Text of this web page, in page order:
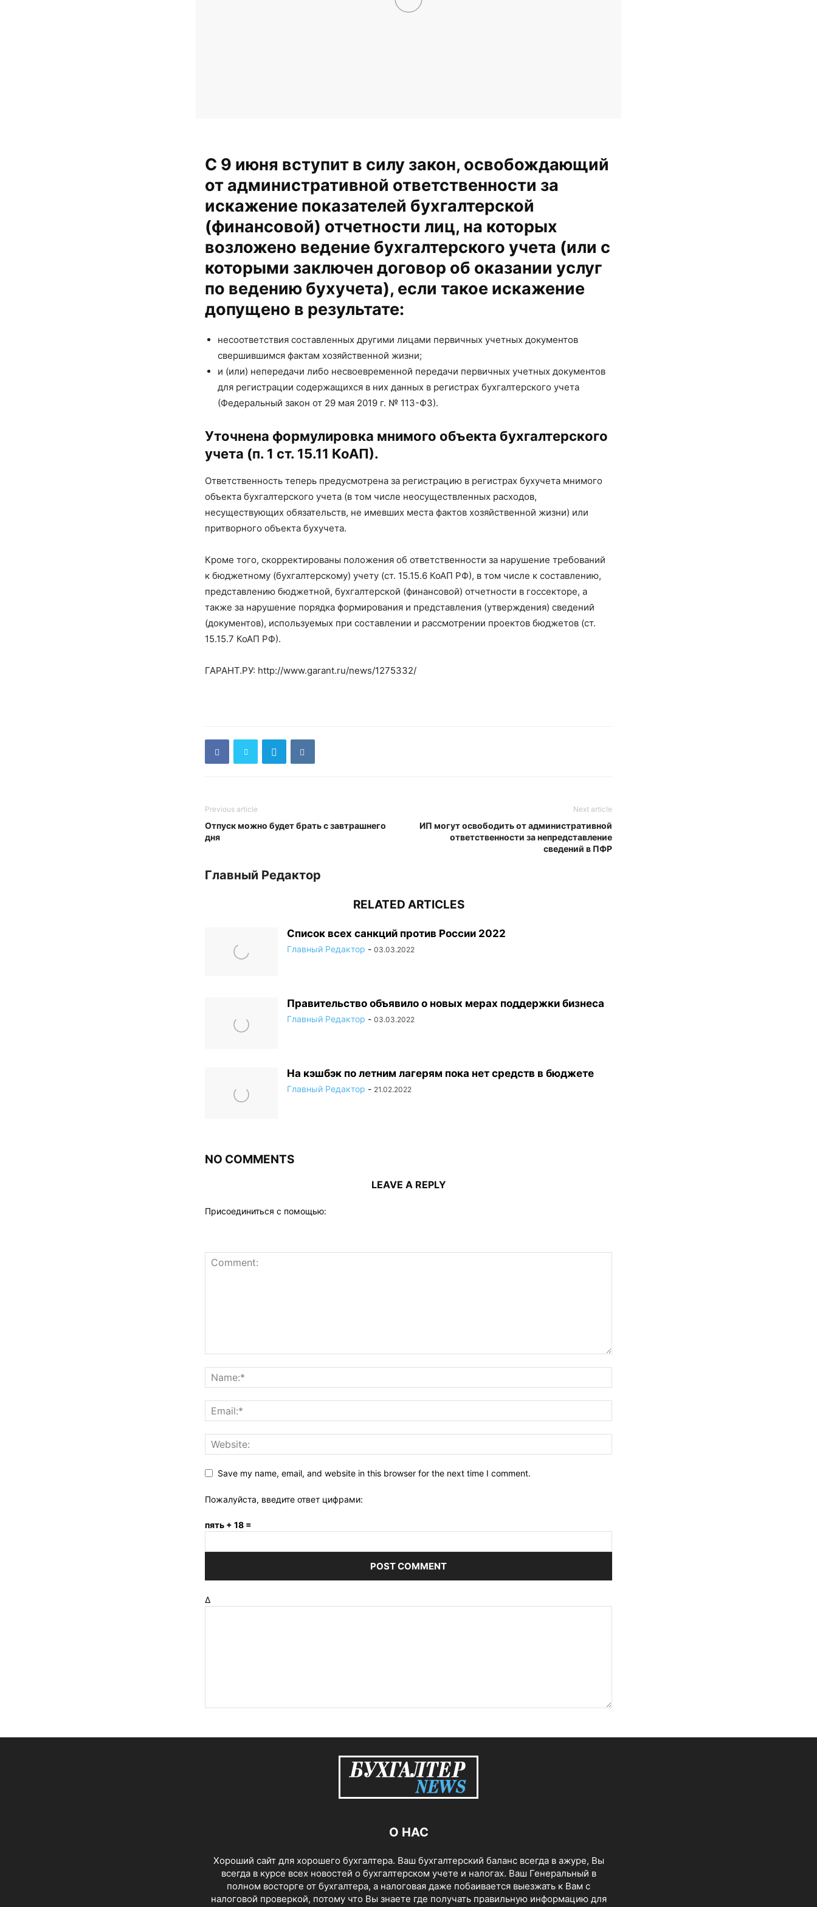
С 9 июня вступит в силу закон, освобождающий
от административной ответственности за
искажение показателей бухгалтерской
(финансовой) отчетности лиц, на которых
возложено ведение бухгалтерского учета (или с
которыми заключен договор об оказании услуг
по ведению бухучета), если такое искажение
допущено в результате:
несоответствия составленных другими лицами первичных учетных документов
свершившимся фактам хозяйственной жизни;
и (или) непередачи либо несвоевременной передачи первичных учетных документов
для регистрации содержащихся в них данных в регистрах бухгалтерского учета
(Федеральный закон от 29 мая 2019 г. № 113-ФЗ).
Уточнена формулировка мнимого объекта бухгалтерского
учета (п. 1 ст. 15.11 КоАП).
Ответственность теперь предусмотрена за регистрацию в регистрах бухучета мнимого
объекта бухгалтерского учета (в том числе неосуществленных расходов,
несуществующих обязательств, не имевших места фактов хозяйственной жизни) или
притворного объекта бухучета.
Кроме того, скорректированы положения об ответственности за нарушение требований
к бюджетному (бухгалтерскому) учету (ст. 15.15.6 КоАП РФ), в том числе к составлению,
представлению бюджетной, бухгалтерской (финансовой) отчетности в госсекторе, а
также за нарушение порядка формирования и представления (утверждения) сведений
(документов), используемых при составлении и рассмотрении проектов бюджетов (ст.
15.15.7 КоАП РФ).
ГАРАНТ.РУ: http://www.garant.ru/news/1275332/
Previous article
Отпуск можно будет брать с завтрашнего
дня
Next article
ИП могут освободить от административной
ответственности за непредставление
сведений в ПФР
Главный Редактор
RELATED ARTICLES
Список всех санкций против России 2022
Главный Редактор - 03.03.2022
Правительство объявило о новых мерах поддержки бизнеса
Главный Редактор - 03.03.2022
На кэшбэк по летним лагерям пока нет средств в бюджете
Главный Редактор - 21.02.2022
NO COMMENTS
LEAVE A REPLY
Присоединиться с помощью:
Save my name, email, and website in this browser for the next time I comment.
Пожалуйста, введите ответ цифрами:
пять + 18 =
Δ
О НАС
Хороший сайт для хорошего бухгалтера. Ваш бухгалтерский баланс всегда в ажуре, Вы
всегда в курсе всех новостей о бухгалтерском учете и налогах. Ваш Генеральный в
полном восторге от бухгалтера, а налоговая даже побаивается выезжать к Вам с
налоговой проверкой, потому что Вы знаете где получать правильную информацию для